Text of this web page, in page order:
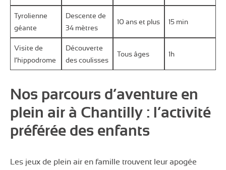
Tyrolienne
géante
Descente de
34 mètres
10 ans et plus 15 min
Visite de
l’hippodrome
Découverte
des coulisses
Tous âges 1h
Nos parcours d’aventure en
plein air à Chantilly : l’activité
préférée des enfants
Les jeux de plein air en famille trouvent leur apogée